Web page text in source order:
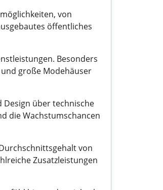
von
öffentliches
Besonders
große Modehäuser
Design über technische
die Wachstumschancen
von
Zusatzleistungen